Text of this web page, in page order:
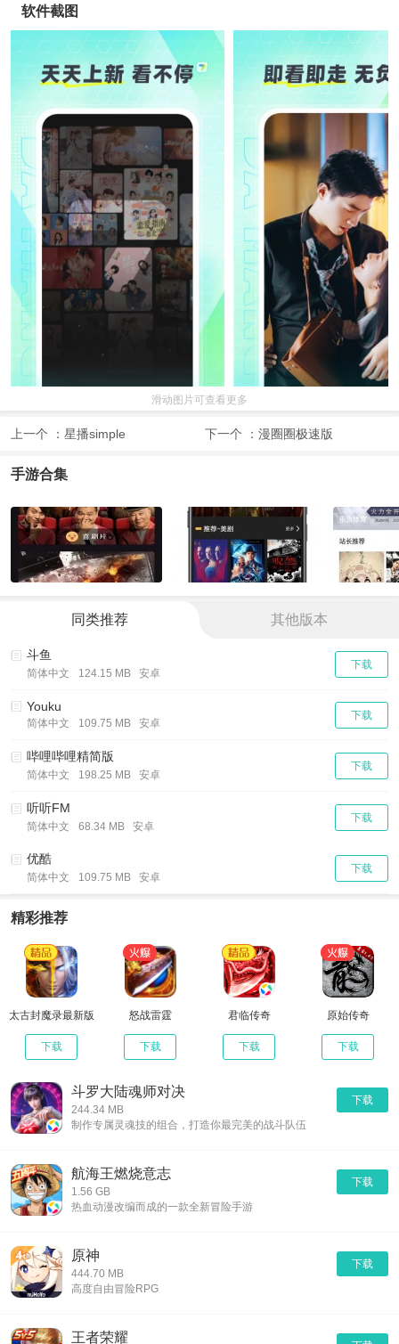
软件截图
滑动图片可查看更多
上一个 ： 星播simple 下一个 ： 漫圈圈极速版
手游合集
同类推荐 其他版本
斗鱼
简体中文 124.15 MB 安卓
下载
Youku
简体中文 109.75 MB 安卓
下载
哔哩哔哩精简版
简体中文 198.25 MB 安卓
下载
听听FM
简体中文 68.34 MB 安卓
下载
优酷
简体中文 109.75 MB 安卓
下载
精彩推荐
太古封魔录最新版
下载
怒战雷霆
下载
君临传奇
下载
原始传奇
下载
斗罗大陆魂师对决
244.34 MB
下载
制作专属灵魂技的组合，打造你最完美的战斗队伍
航海王燃烧意志
1.56 GB
下载
热血动漫改编而成的一款全新冒险手游
原神
444.70 MB
下载
高度自由冒险RPG
王者荣耀